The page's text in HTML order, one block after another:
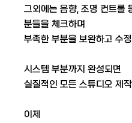
그외에는 음향, 조명 컨트롤
분들을 체크하며
부족한 부분을 보완하고 수
​ 시스템 부분까지 완성되면
실질적인 모든 스튜디오 제
​ 이제